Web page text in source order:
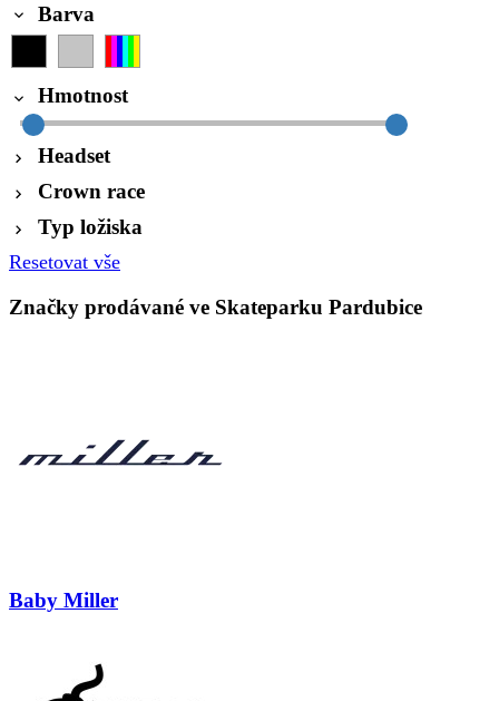
Barva
Hmotnost
Headset
Crown race
Typ ložiska
Resetovat vše
Značky prodávané ve Skateparku Pardubice
Baby Miller